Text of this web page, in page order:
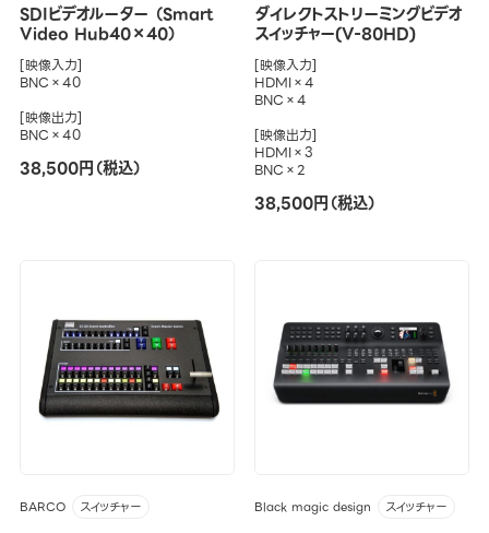
SDIビデオルーター （Smart
Video Hub40×40）
[映像入力]
BNC×40
[映像出力]
BNC×40
38,500円（税込）
ダイレクトストリーミングビデオ
スイッチャー(V-80HD)
[映像入力]
HDMI×4
BNC×4
[映像出力]
HDMI×3
BNC×2
38,500円（税込）
BARCO スイッチャー Black magic design スイッチャー